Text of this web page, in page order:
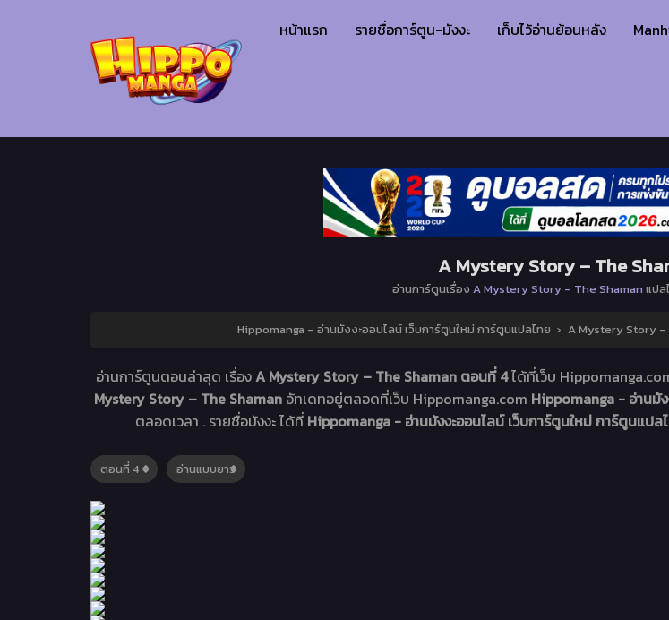
หน้าแรก รายชื่อการ์ตูน-มังงะ เก็บไว้อ่านย้อนหลัง
A Mystery Story – The
อ่านการ์ตูนเรื่อง A Mystery Story – The Shaman แป
Hippomanga – อ่านมังงะออนไลน์ เว็บการ์ตูนใหม่ การ์ตูนแปลไทย › A Mystery Story –
อ่านการ์ตูนตอนล่าสุด เรื่องA Mystery Story – The Shaman ตอนที่ 4ได้ที่เว็บ
Mystery Story – The Shaman อัทเดทอยู่ตลอดที่เว็บ Hippomanga.com Hippomanga - อ่านมั
ตลอดเวลา . รายชื่อมังงะ ได้ที่ Hippomanga - อ่านมังงะออนไลน์ เว็บการ์ตูนใหม่ การ์ตูนแปล